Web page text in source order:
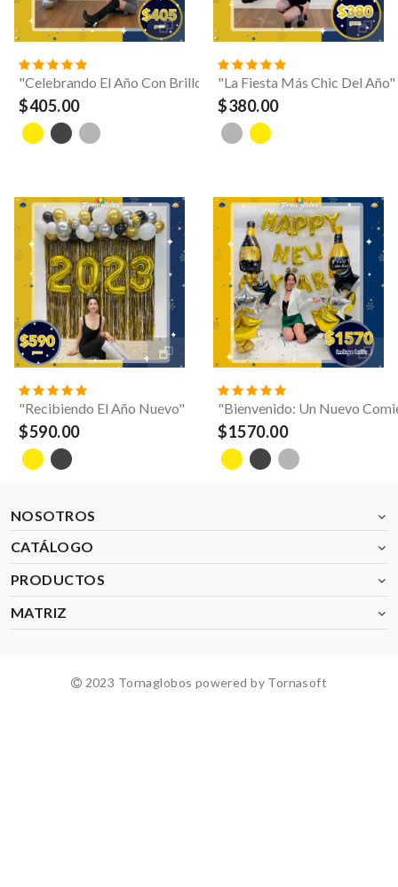
"Celebrando El Año Con Brillos Plata"
$405.00
"La Fiesta Más Chic Del Año"
$380.00
"Recibiendo El Año Nuevo"
$590.00
"Bienvenido: Un Nuevo
$1570.00
NOSOTROS
CATÁLOGO
PRODUCTOS
MATRIZ
2023 Tornaglobos powered by Tornasoft